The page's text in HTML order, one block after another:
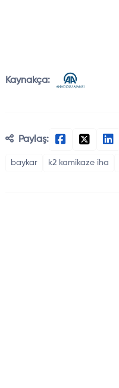
Kaynakça:
Paylaş:
baykar k2 kamikaze iha